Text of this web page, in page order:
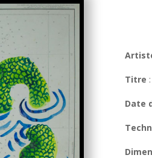
Titre :
Date